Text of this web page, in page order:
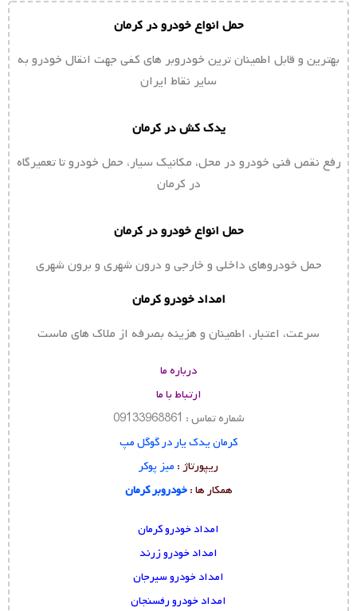
حمل انواع خودرو در کرمان
بهترین و قابل اطمینان ترین خودروبر های کفی جهت انقال خودرو به
سایر نقاط ایران
یدک کش در کرمان
رفع نقص فنی خودرو در محل، مکانیک سیار، حمل خودرو تا تعمیرگاه
در کرمان
حمل انواع خودرو در کرمان
حمل خودروهای داخلی و خارجی و درون شهری و برون شهری
امداد خودرو کرمان
سرعت، اعتبار، اطمینان و هزینه بصرفه از ملاک های ماست
درباره ما
ارتباط با ما
شماره تماس : 09133968861
کرمان یدک یار در گوگل مپ
ریپورتاژ : میز پوکر
همکار ها :خودروبر کرمان
امداد خودرو کرمان
امداد خودرو زرند
امداد خودرو سیرجان
امداد خودرو رفسنجان